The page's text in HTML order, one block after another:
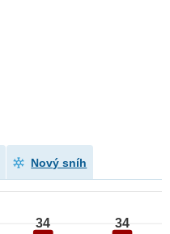
Nový sníh
34 34